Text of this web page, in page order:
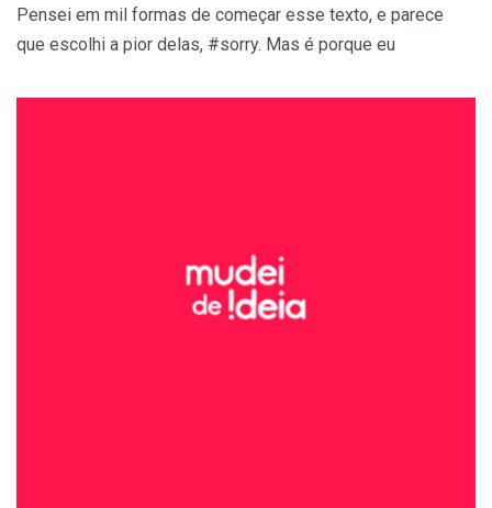
Pensei em mil formas de começar esse texto, e parece
que escolhi a pior delas, #sorry. Mas é porque eu